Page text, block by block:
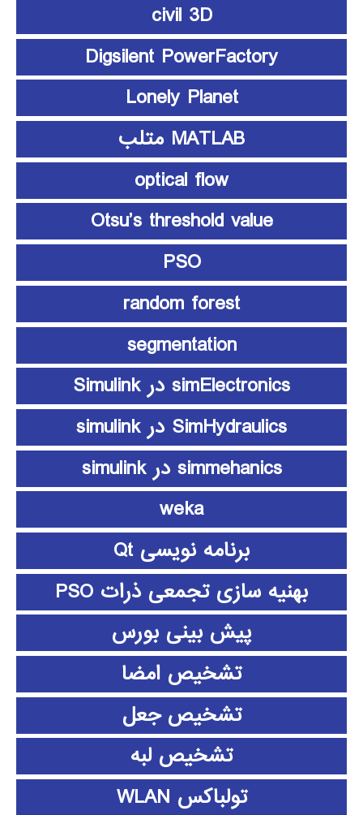
civil 3D
Digsilent PowerFactory
Lonely Planet
MATLAB متلب
optical flow
Otsu’s threshold value
PSO
random forest
segmentation
simElectronics در Simulink
SimHydraulics در simulink
simmehanics در simulink
weka
برنامه نویسی Qt
بهنیه سازی تجمعی ذرات PSO
پیش بینی بورس
تشخیص امضا
تشخیص جعل
تشخیص لبه
تولباکس WLAN